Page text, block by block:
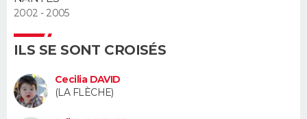
PROGRAMME TV
COPAINS D'AVANT
FORUM
2002 - 2005
ILS SE SONT CROISÉS
Cecilia DAVID
(LA FLÈCHE)